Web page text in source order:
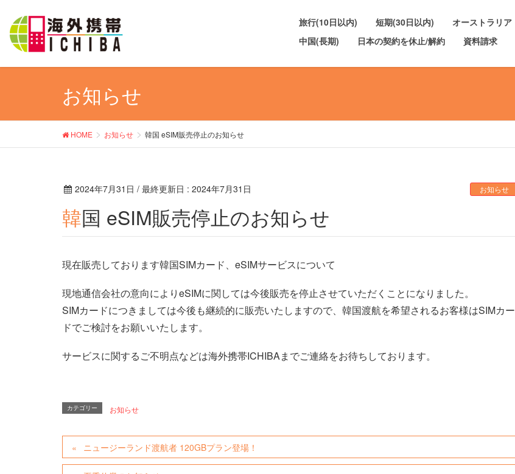
旅行(10日以内) 短期(30日以内) オーストラリア
中国(長期)
日本の契約を休止/解約 資料請求
お知らせ
HOME お知らせ 韓国 eSIM販売停止のお知らせ
2024年7月31日 / 最終更新日 : 2024年7月31日 お知らせ
韓国 eSIM販売停止のお知らせ
現在販売しております韓国SIMカード、eSIMサービスについて
現地通信会社の意向によりeSIMに関しては今後販売を停止させていただくことになりました。
SIMカードにつきましては今後も継続的に販売いたしますので、韓国渡航を希望されるお客様はSIMカー
ドでご検討をお願いいたします。
サービスに関するご不明点などは海外携帯ICHIBAまでご連絡をお待ちしております。
カテゴリー お知らせ
ニュージーランド渡航者 120GBプラン登場！